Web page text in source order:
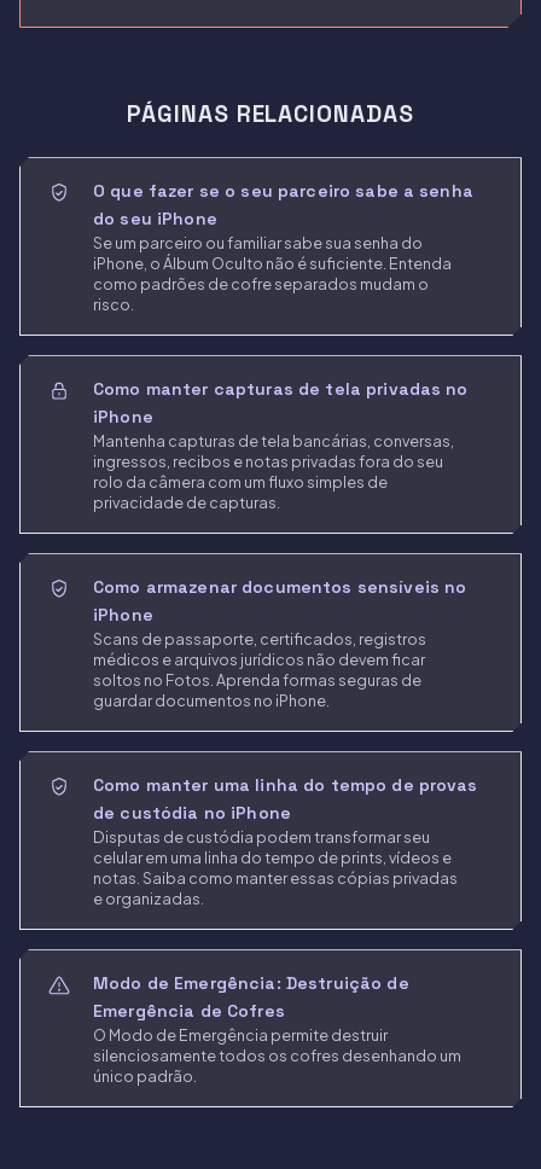
PÁGINAS RELACIONADAS
O que fazer se o seu parceiro sabe a senha
do seu iPhone
Se um parceiro ou familiar sabe sua senha do
iPhone, o Álbum Oculto não é suficiente. Entenda
como padrões de cofre separados mudam o
risco.
Como manter capturas de tela privadas no
iPhone
Mantenha capturas de tela bancárias, conversas,
ingressos, recibos e notas privadas fora do seu
rolo da câmera com um fluxo simples de
privacidade de capturas.
Como armazenar documentos sensíveis no
iPhone
Scans de passaporte, certificados, registros
médicos e arquivos jurídicos não devem ficar
soltos no Fotos. Aprenda formas seguras de
guardar documentos no iPhone.
Como manter uma linha do tempo de provas
de custódia no iPhone
Disputas de custódia podem transformar seu
celular em uma linha do tempo de prints, vídeos e
notas. Saiba como manter essas cópias privadas
e organizadas.
Modo de Emergência: Destruição de
Emergência de Cofres
O Modo de Emergência permite destruir
silenciosamente todos os cofres desenhando um
único padrão.